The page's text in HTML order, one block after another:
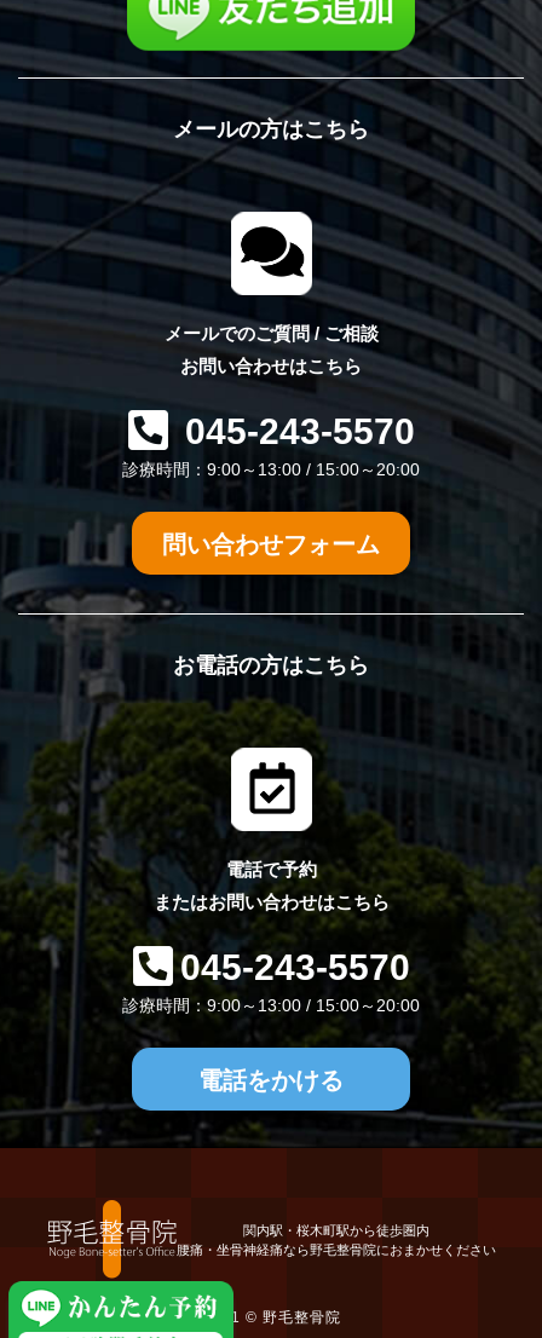
メールの方はこちら
メールでのご質問 / ご相談
お問い合わせはこちら
045-243-5570
診療時間：9:00～13:00 / 15:00～20:00
問い合わせフォーム
お電話の方はこちら
電話で予約
またはお問い合わせはこちら
045-243-5570
診療時間：9:00～13:00 / 15:00～20:00
電話をかける
関内駅・桜木町駅から徒歩圏内
腰痛・坐骨神経痛なら野毛整骨院におまかせください
2021 © 野毛整骨院